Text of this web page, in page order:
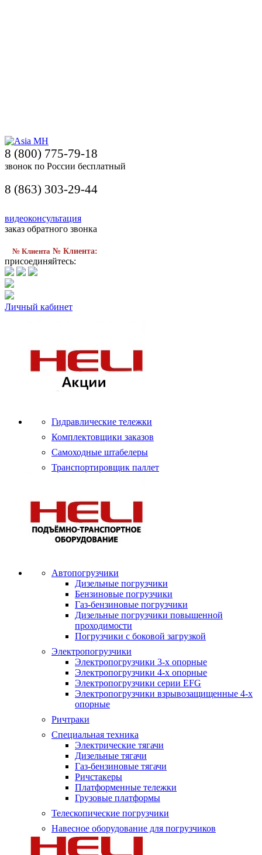
8 (800) 775-79-18
звонок по России бесплатный
8 (863) 303-29-44
видеоконсультация
заказ обратного звонка
№ Клиента № Клиента:
присоединяйтесь:
Личный кабинет
Гидравлические тележки
Комплектовщики заказов
Самоходные штабелеры
Транспортировщик паллет
Автопогрузчики
Дизельные погрузчики
Бензиновые погрузчики
Газ-бензиновые погрузчики
Дизельные погрузчики повышенной
проходимости
Погрузчики с боковой загрузкой
Электропогрузчики
Электропогрузчики 3-х опорные
Электропогрузчики 4-х опорные
Электропогрузчики серии EFG
Электропогрузчики взрывозащищенные 4-х
опорные
Ричтраки
Специальная техника
Электрические тягачи
Дизельные тягачи
Газ-бензиновые тягачи
Ричстакеры
Платформенные тележки
Грузовые платформы
Телескопические погрузчики
Навесное оборудование для погрузчиков